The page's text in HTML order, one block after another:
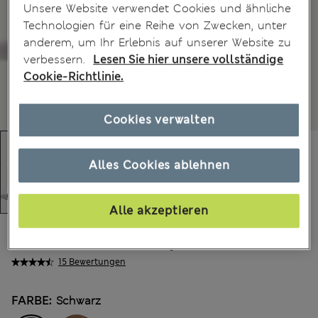
15 Bewertungen
€42.00-€49.00
FARBE: Schwarz
Unsere Website verwendet Cookies und ähnliche
Technologien für eine Reihe von Zwecken, unter
anderem, um Ihr Erlebnis auf unserer Website zu
verbessern.
Lesen Sie hier unsere vollständige
Cookie-Richtlinie.
Alles Cookies ablehnen
Alle akzeptieren
Cookies verwalten